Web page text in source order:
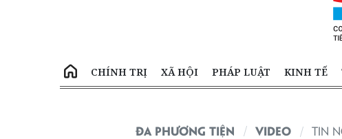
CHÍNH TRỊ XÃ HỘI PHÁP LUẬT KINH TẾ
ĐA PHƯƠNG TIỆN VIDEO TIN